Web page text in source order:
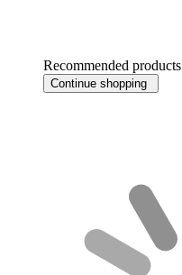
Recommended products
Continue shopping